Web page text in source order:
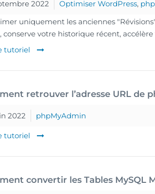
2022 Optimiser WordPress,
uniquement les anciennes
conserve votre historique récent,
tutoriel
retrouver l’adresse URL de
2022 phpMyAdmin
tutoriel
convertir les Tables MySQL